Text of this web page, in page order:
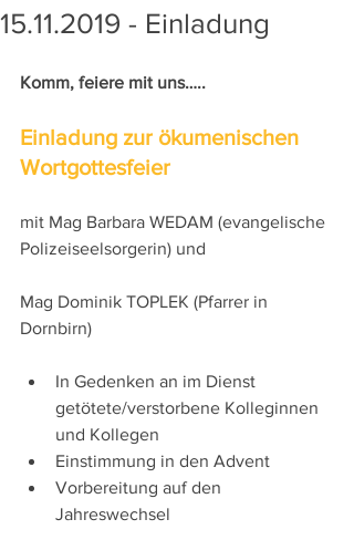
15.11.2019 - Einladung
Komm, feiere mit uns…..
Einladung zur ökumenischen
Wortgottesfeier
mit Mag Barbara WEDAM (evangelische
Polizeiseelsorgerin) und
Mag Dominik TOPLEK (Pfarrer in
Dornbirn)
In Gedenken an im Dienst
getötete/verstorbene Kolleginnen
und Kollegen
Einstimmung in den Advent
Vorbereitung auf den
Jahreswechsel